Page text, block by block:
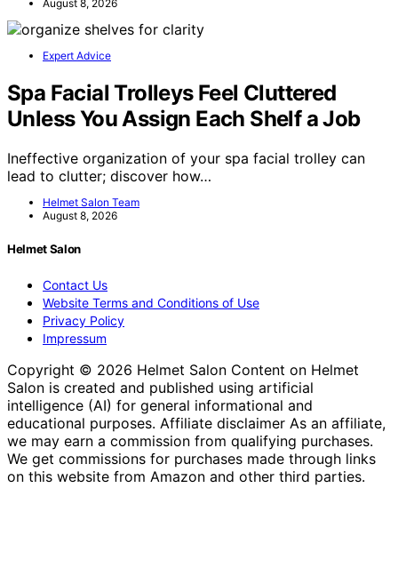
August 8, 2026
Expert Advice
Spa Facial Trolleys Feel Cluttered
Unless You Assign Each Shelf a Job
Ineffective organization of your spa facial trolley can
lead to clutter; discover how…
Helmet Salon Team
August 8, 2026
Helmet Salon
Contact Us
Website Terms and Conditions of Use
Privacy Policy
Impressum
Copyright © 2026 Helmet Salon Content on Helmet
Salon is created and published using artificial
intelligence (AI) for general informational and
educational purposes. Affiliate disclaimer As an affiliate,
we may earn a commission from qualifying purchases.
We get commissions for purchases made through links
on this website from Amazon and other third parties.